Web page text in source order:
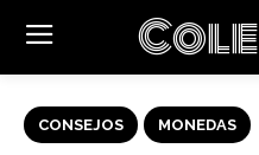
CONSEJOS MONEDAS